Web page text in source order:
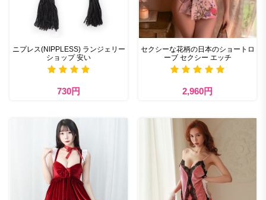
ニプレス(NIPPLESS) ランジェリー
ショップ 安い
730円
セクシーな花柄の日本のショートロ
ーブ セクシー エッチ
2,960円